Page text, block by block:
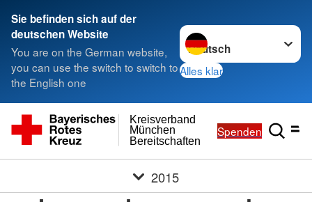
Sie befinden sich auf der
deutschen Website
You are on the German website,
you can use the switch to switch to
the English one
Sprache wechseln zu
Alles klar
Bereitschaften
München
Kreisverband
Spenden
2015